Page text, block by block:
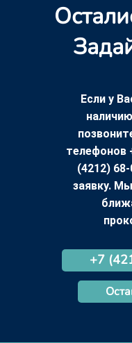
Если у
телефонов
(4212)
заявку.
+7